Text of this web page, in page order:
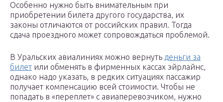
Особенно нужно быть внимательным при
приобретении билета другого государства, их
законы отличаются от российских правил. Тогда
сдача проездного может сопровождаться проблемой.
В Уральских авиалиниях можно вернуть деньги за
билет или обменять в фирменных кассах эйрлайнс,
однако надо указать, в редких ситуациях пассажир
получает компенсацию всей стоимости. Чтобы не
попадать в «переплет» с авиаперевозчиком, нужно